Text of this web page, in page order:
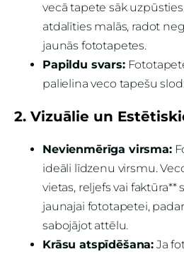
vecā tapete sāk
atdalīties malās, radot
jaunās fototapetes.
Papildu svars:
palielina veco tapešu
2. Vizuālie un
Nevienmērīga virsma:
ideāli līdzenu virsmu.
vietas, reljefs vai faktūra**
jaunajai fototapetei,
sabojājot attēlu.
Krāsu atspīdēšana: Ja